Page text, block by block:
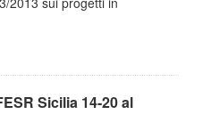
Sicilia 14-20 al